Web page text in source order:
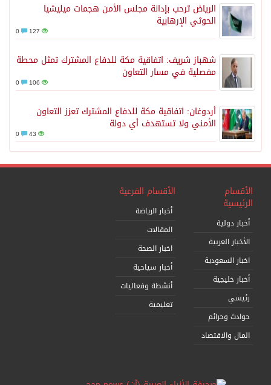
الرياض ترحب بإدانة مجلس الأمن هجمات ميليشيا
الحوثي الإرهابية
127
شهباز شريف: اتفاقية مكة للدفاع المشترك تمثل محطة
مفصلية في مسار التعاون
106
أردوغان: اتفاقية مكة للدفاع المشترك تعزز التعاون
الأمني ولا تستهدف أي دولة
43
الأقسام
الرئيسية
أخبار دولية
الأخبار العربية
اخبار السعودية
أخبار خليجية
رئيسي
حوادث وجرائم
المال والاقتصاد
الأقسام الفرعية
أخبار الرياضة
المقالات
اخبار الصحة
أخبار سياحية
أنشطة وفعاليات
تعليمية